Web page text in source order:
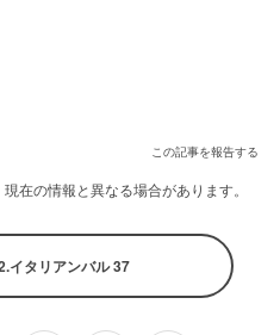
この記事を報告する
在の情報と異なる場合があります。
イタリアンバル 37